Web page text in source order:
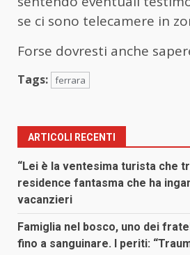
se ci sono telecamere in
Forse dovresti anche
Tags: ferrara
ARTICOLI RECENTI
“Lei è la ventesima turista che
residence fantasma che ha
vacanzieri
Famiglia nel bosco, uno dei
fino a sanguinare. I periti: